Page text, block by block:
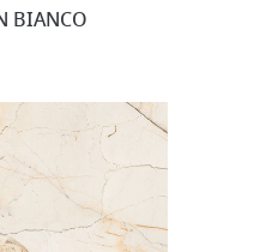
BIANCO